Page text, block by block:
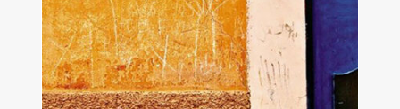
IN DEN WARENKORB
DETAILS